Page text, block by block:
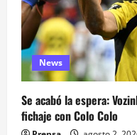
News
Se acabó la espera:
fichaje con Colo Colo